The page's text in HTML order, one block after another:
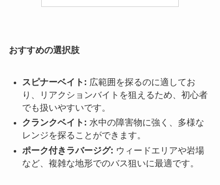
おすすめの選択肢
スピナーベイト: 広範囲を探るのに適してお
り、リアクションバイトを狙えるため、初心者
でも扱いやすいです。
クランクベイト: 水中の障害物に強く、多様な
レンジを探ることができます。
ポーク付きラバージグ: ウィードエリアや岩場
など、複雑な地形でのバス狙いに最適です。